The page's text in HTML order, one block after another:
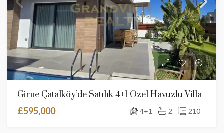
Girne Çatalköy’de Satılık 4+1 Özel Havuzlu Villa
£595,000
4+1 2 210